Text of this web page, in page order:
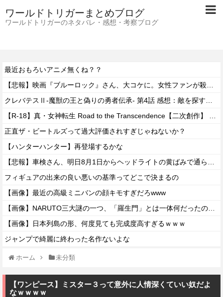
ワールドトリガーまとめブログ
ワールドトリガーのネタバレ・感想・考察ブログ
最近おもろいアニメ無くね？？
正直ザ・ビートルズって過大評価されすぎじゃねないか？
【ハンターハンター】再登場するかな
フィギュアの出来の良い悪いの基準ってどこで決まるの
【画像】最近の高級ミニバンの顔キモすぎだろwww
【画像】日本列島の形、何度見ても完成度高すぎるｗｗｗ
ジャンプで綺麗に終わった名作ないよな
ホーム 未分類
【ワンピース】ミスター３って意外に人情深くていい奴だよ
なｗｗｗｗ